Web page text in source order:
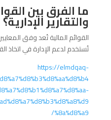
ما الفرق بين
والتقارير الإدارية؟
القوائم المالية تُعد وفق المعايير
تُستخدم لدعم الإدارة في اتخاذ
https://elmdqaq-
%8a%d8%a9/